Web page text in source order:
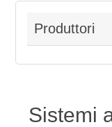
Produttori
Sistemi